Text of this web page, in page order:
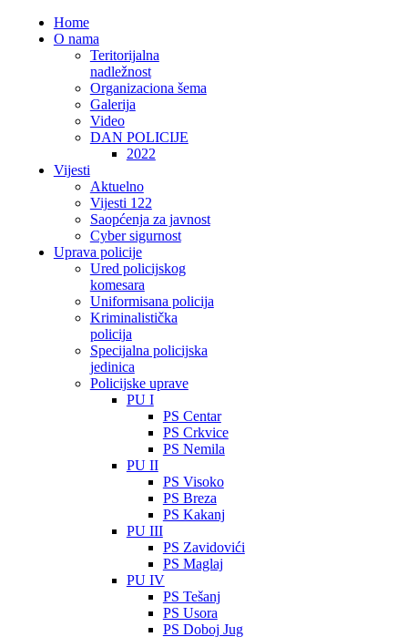
Home
O nama
Teritorijalna
nadležnost
Organizaciona šema
Galerija
Video
DAN POLICIJE
2022
Vijesti
Aktuelno
Vijesti 122
Saopćenja za javnost
Cyber sigurnost
Uprava policije
Ured policijskog
komesara
Uniformisana policija
Kriminalistička
policija
Specijalna policijska
jedinica
Policijske uprave
PU I
PS Centar
PS Crkvice
PS Nemila
PU II
PS Visoko
PS Breza
PS Kakanj
PU III
PS Zavidovići
PS Maglaj
PU IV
PS Tešanj
PS Usora
PS Doboj Jug